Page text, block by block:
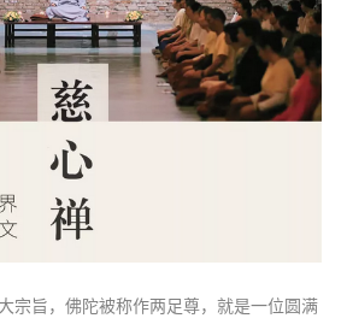
宗旨，佛陀被称作两足尊，就是一位圆满